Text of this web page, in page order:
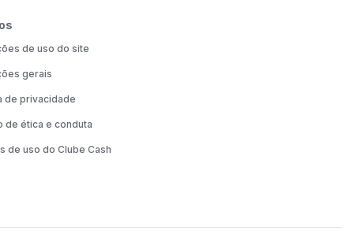
de uso do site
gerais
de privacidade
de ética e conduta
de uso do Clube Cash